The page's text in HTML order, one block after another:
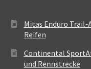
Mitas Enduro Trail-
Reifen
Continental
und Rennstrecke